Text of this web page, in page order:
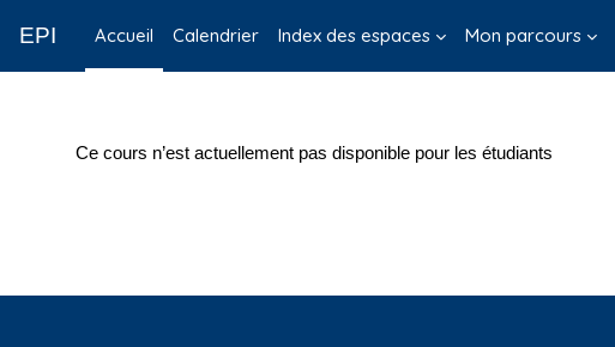
EPI Accueil Calendrier Index des espaces Mon parcours
Ce cours n’est actuellement pas disponible pour les étudiants